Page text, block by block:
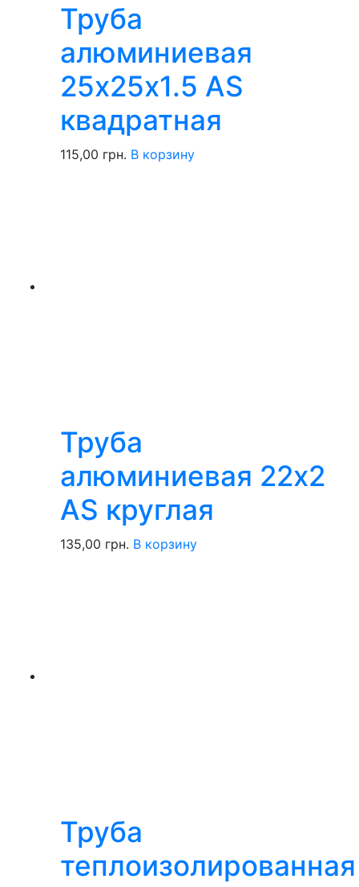
Труба
алюминиевая
25х25х1.5 AS
квадратная
115,00 грн. В корзину
Труба
алюминиевая 22х2
AS круглая
135,00 грн. В корзину
Труба
теплоизолированная